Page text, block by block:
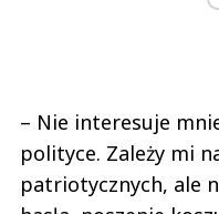
– Nie interesuje
polityce. Zależy mi
patriotycznych, ale